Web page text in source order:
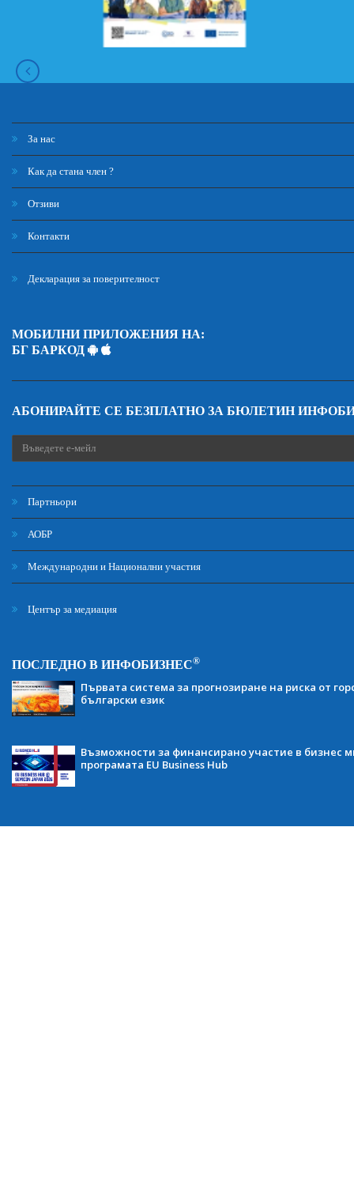
За нас
Как да стана член ?
Отзиви
Контакти
Декларация за поверителност
МОБИЛНИ ПРИЛОЖЕНИЯ НА:
БГ БАРКОД
АБОНИРАЙТЕ СЕ БЕЗПЛАТНО ЗА БЮЛЕТИН
Партньори
АОБР
Международни и Национални участия
Център за медиация
ПОСЛЕДНО В ИНФОБИЗНЕС®
Първата система за прогнозиране на риска от
български език
Възможности за финансирано участие в бизнес
програмата EU Business Hub